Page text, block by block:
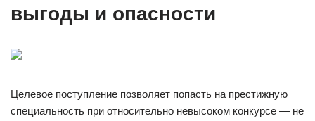
выгоды и опасности
Целевое поступление позволяет попасть на престижную
специальность при относительно невысоком конкурсе — не